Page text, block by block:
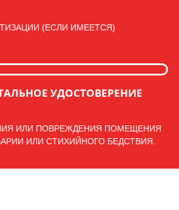
(ЕСЛИ ИМЕЕТСЯ)
УДОСТОВЕРЕНИЕ
ИЛИ ПОВРЕЖДЕНИЯ ПОМЕЩЕНИЯ
ИЛИ СТИХИЙНОГО БЕДСТВИЯ.